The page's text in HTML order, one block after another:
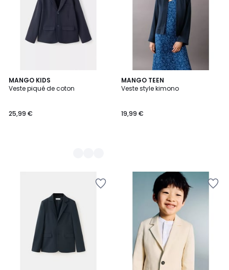
MANGO KIDS
Veste piqué de coton
€.
25,99 €
2
Couleurs
MANGO TEEN
Veste style kimono
19,99 €